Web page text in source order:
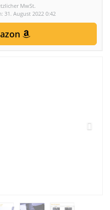
MwSt.
31. August 2022 0:42